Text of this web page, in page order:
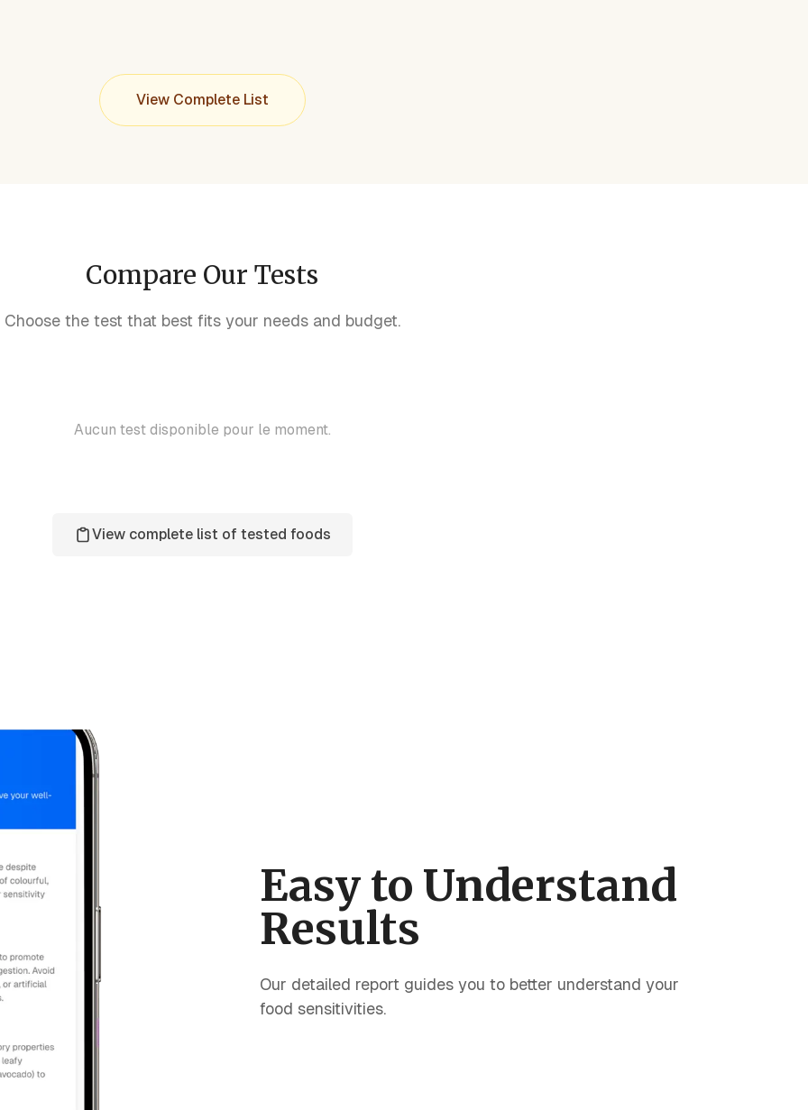
View Complete List
Compare Our Tests
Choose the test that best fits your needs and budget.
Aucun test disponible pour le moment.
View complete list of tested foods
Easy to Understand
Results
Our detailed report guides you to better understand your
food sensitivities.